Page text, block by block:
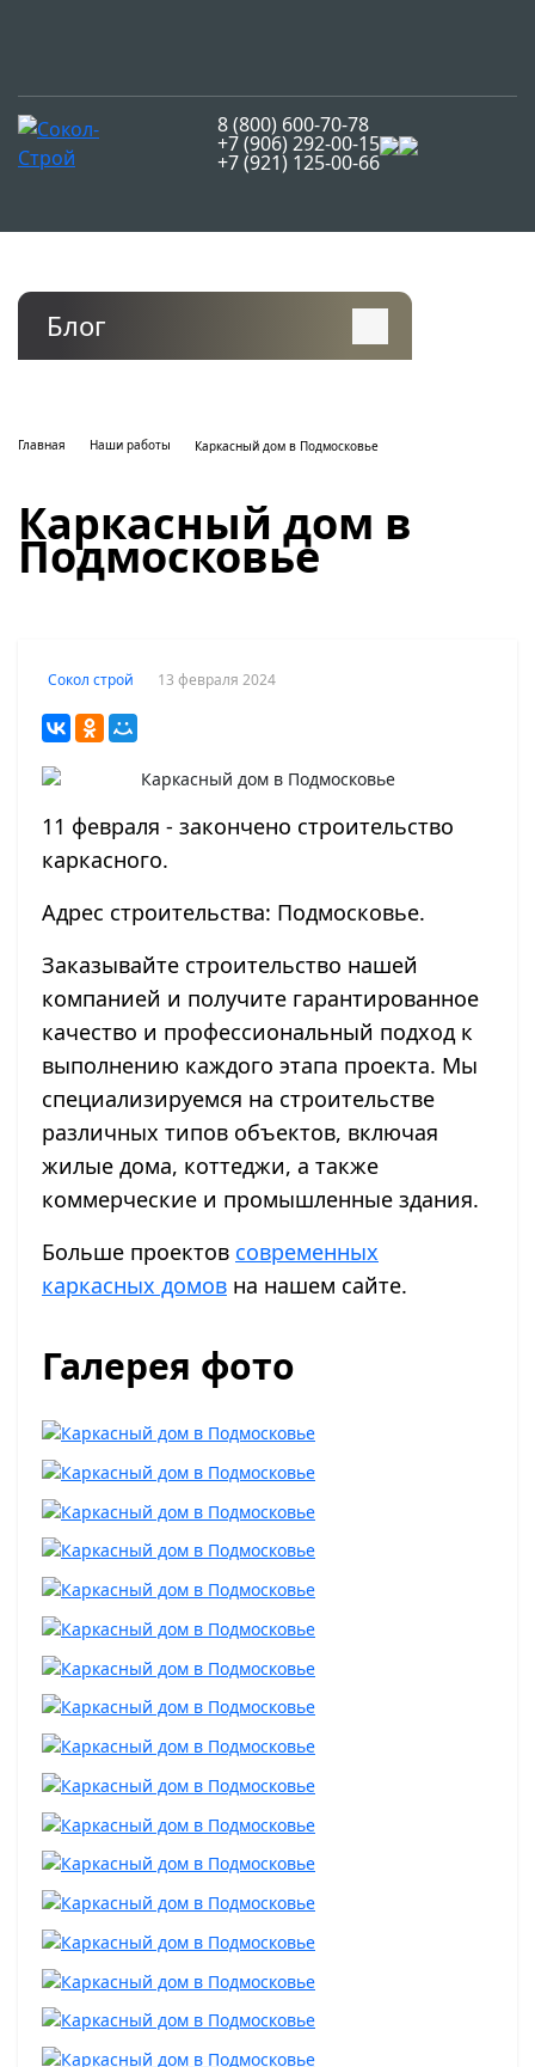
8 (800) 600-70-78
+7 (906) 292-00-15
+7 (921) 125-00-66
Главная Наши работы Каркасный дом в Подмосковье
Каркасный дом в
Подмосковье
Сокол строй 13 февраля 2024
11 февраля - закончено строительство
каркасного.
Адрес строительства: Подмосковье.
Заказывайте строительство нашей
компанией и получите гарантированное
качество и профессиональный подход к
выполнению каждого этапа проекта. Мы
специализируемся на строительстве
различных типов объектов, включая
жилые дома, коттеджи, а также
коммерческие и промышленные здания.
Больше проектов современных
каркасных домов на нашем сайте.
Галерея фото
Блог